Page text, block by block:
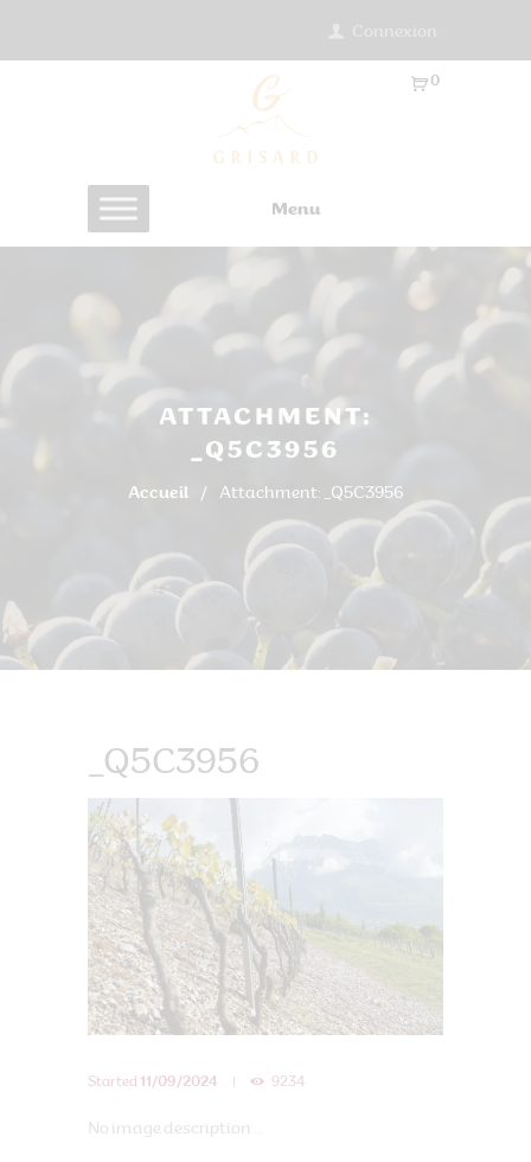
Menu
0
ATTACHMENT:
_Q5C3956
Accueil Attachment: _Q5C3956
_Q5C3956
Started 11/09/2024 9234
No image description ...